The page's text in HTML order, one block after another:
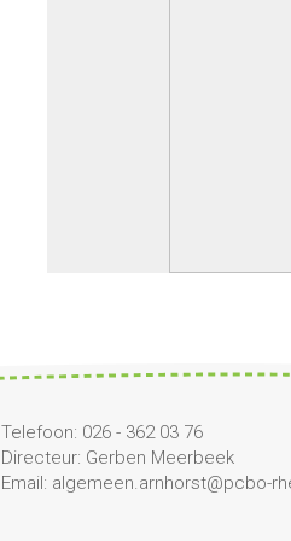
Telefoon: 026 - 362 03 76
Directeur: Gerben Meerbeek
Email: algemeen.arnhorst@pcbo-